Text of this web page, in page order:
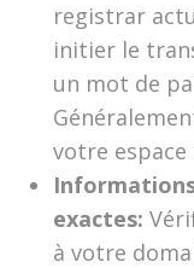
registrar
initier le
un mot de
votre
exactes:
à votre